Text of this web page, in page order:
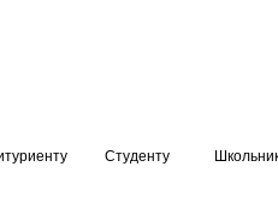
Студенту